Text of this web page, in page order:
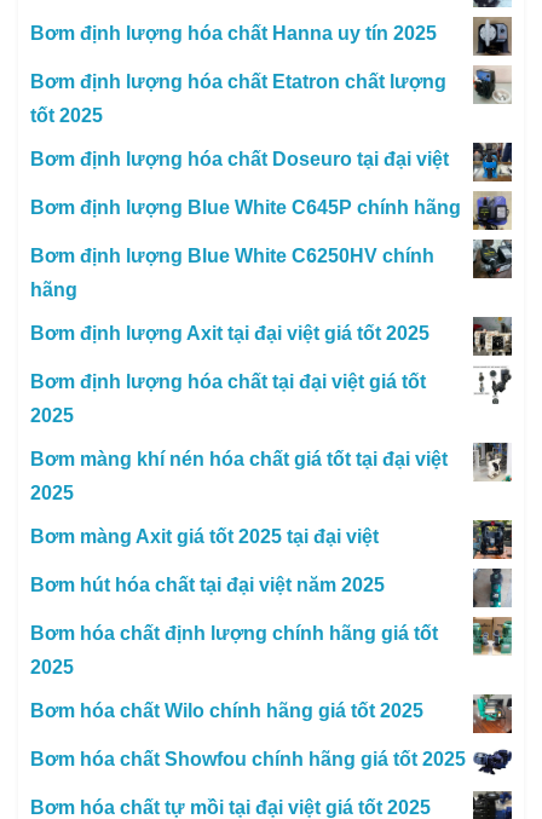
Bơm định lượng hóa chất Hanna uy tín 2025
Bơm định lượng hóa chất Etatron chất lượng
tốt 2025
Bơm định lượng hóa chất Doseuro tại đại việt
Bơm định lượng Blue White C645P chính hãng
Bơm định lượng Blue White C6250HV chính
hãng
Bơm định lượng Axit tại đại việt giá tốt 2025
Bơm định lượng hóa chất tại đại việt giá tốt
2025
Bơm màng khí nén hóa chất giá tốt tại đại việt
2025
Bơm màng Axit giá tốt 2025 tại đại việt
Bơm hút hóa chất tại đại việt năm 2025
Bơm hóa chất định lượng chính hãng giá tốt
2025
Bơm hóa chất Wilo chính hãng giá tốt 2025
Bơm hóa chất Showfou chính hãng giá tốt 2025
Bơm hóa chất tự mồi tại đại việt giá tốt 2025